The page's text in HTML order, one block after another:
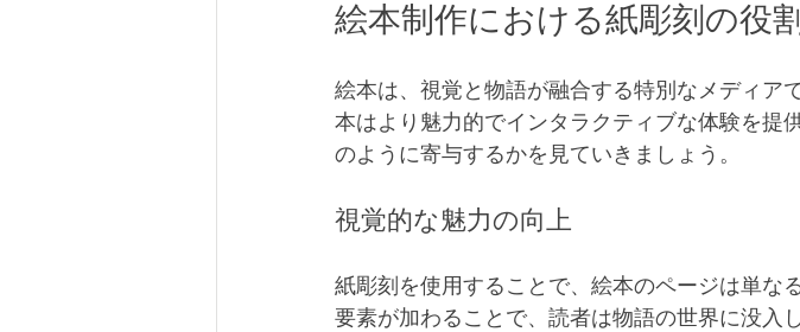
絵本制作における紙彫刻の役割
絵本は、視覚と物語が融合する特別なメディア
本はより魅力的でインタラクティブな体験を提
のように寄与するかを見ていきましょう。
視覚的な魅力の向上
紙彫刻を使用することで、絵本のページは単な
要素が加わることで、読者は物語の世界に没入